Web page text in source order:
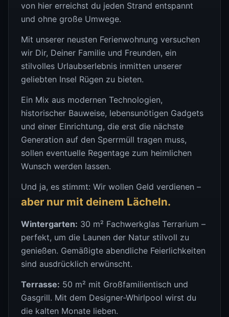
von hier erreichst du jeden Strand entspannt
und ohne große Umwege.
Mit unserer neusten Ferienwohnung versuchen
wir Dir, Deiner Familie und Freunden, ein
stilvolles Urlaubserlebnis inmitten unserer
geliebten Insel Rügen zu bieten.
Ein Mix aus modernen Technologien,
historischer Bauweise, lebensunötigen Gadgets
und einer Einrichtung, die erst die nächste
Generation auf den Sperrmüll tragen muss,
sollen eventuelle Regentage zum heimlichen
Wunsch werden lassen.
Und ja, es stimmt: Wir wollen Geld verdienen –
aber nur mit deinem Lächeln.
Wintergarten: 30 m² Fachwerkglas Terrarium –
perfekt, um die Launen der Natur stilvoll zu
genießen. Gemäßigte abendliche Feierlichkeiten
sind ausdrücklich erwünscht.
Terrasse: 50 m² mit Großfamilientisch und
Gasgrill. Mit dem Designer-Whirlpool wirst du
die kalten Monate lieben.